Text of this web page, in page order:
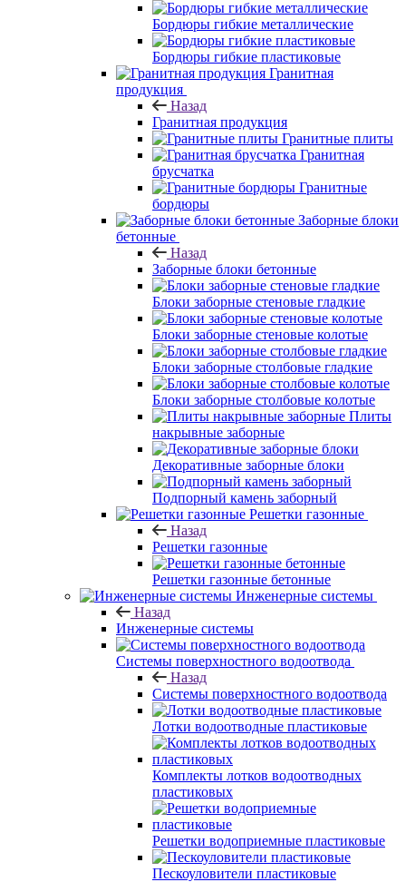
Бордюры гибкие металлические
Бордюры гибкие пластиковые
Гранитная
продукция
Назад
Гранитная продукция
Гранитные плиты
Гранитная
брусчатка
Гранитные
бордюры
Заборные блоки
бетонные
Назад
Заборные блоки бетонные
Блоки заборные стеновые гладкие
Блоки заборные стеновые колотые
Блоки заборные столбовые гладкие
Блоки заборные столбовые колотые
Плиты
накрывные заборные
Декоративные заборные блоки
Подпорный камень заборный
Решетки газонные
Назад
Решетки газонные
Решетки газонные бетонные
Инженерные системы
Назад
Инженерные системы
Системы поверхностного водоотвода
Назад
Системы поверхностного водоотвода
Лотки водоотводные пластиковые
Комплекты лотков водоотводных
пластиковых
Решетки водоприемные пластиковые
Пескоуловители пластиковые